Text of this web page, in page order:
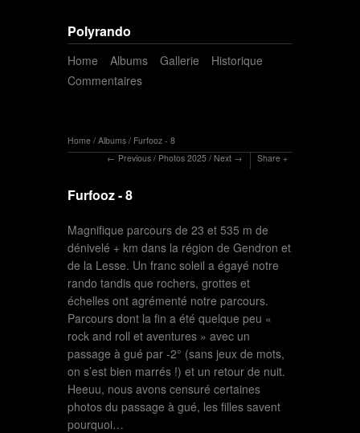
Polyrando
Home Albums Gallerie
Historique
Commentaires
Home / Albums / Furfooz - 8
Previous / Photos 2025 / Next Share
Furfooz - 8
Magnifique parcours de 23 et 535 m de
dénivelé + km dans la région de Gendron et
de la Lesse. Un franc soleil a égayé notre
rando tandis que rochers, grottes et
échelles ont agrémenté notre parcours.
Parcours dont la fin a été quelque peu «
rock and roll et aventures » avec un
passage à gué par -2° (sans jeux de mots,
on s’est bien marrés !) et un retour de nuit.
Heeuu, nous avons censuré certaines
photos du passage à gué, les filles savent
pourquoi…